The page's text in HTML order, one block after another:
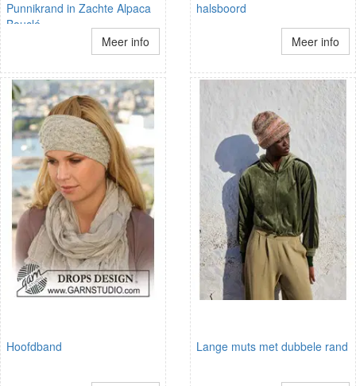
Punnikrand in Zachte Alpaca
Bouclé
Meer info
halsboord
Meer info
Hoofdband Lange muts met dubbele rand